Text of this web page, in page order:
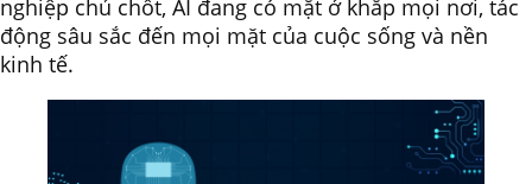
nghiệp chủ chốt, AI đang có mặt ở khắp mọi nơi, tác
động sâu sắc đến mọi mặt của cuộc sống và nền
kinh tế.